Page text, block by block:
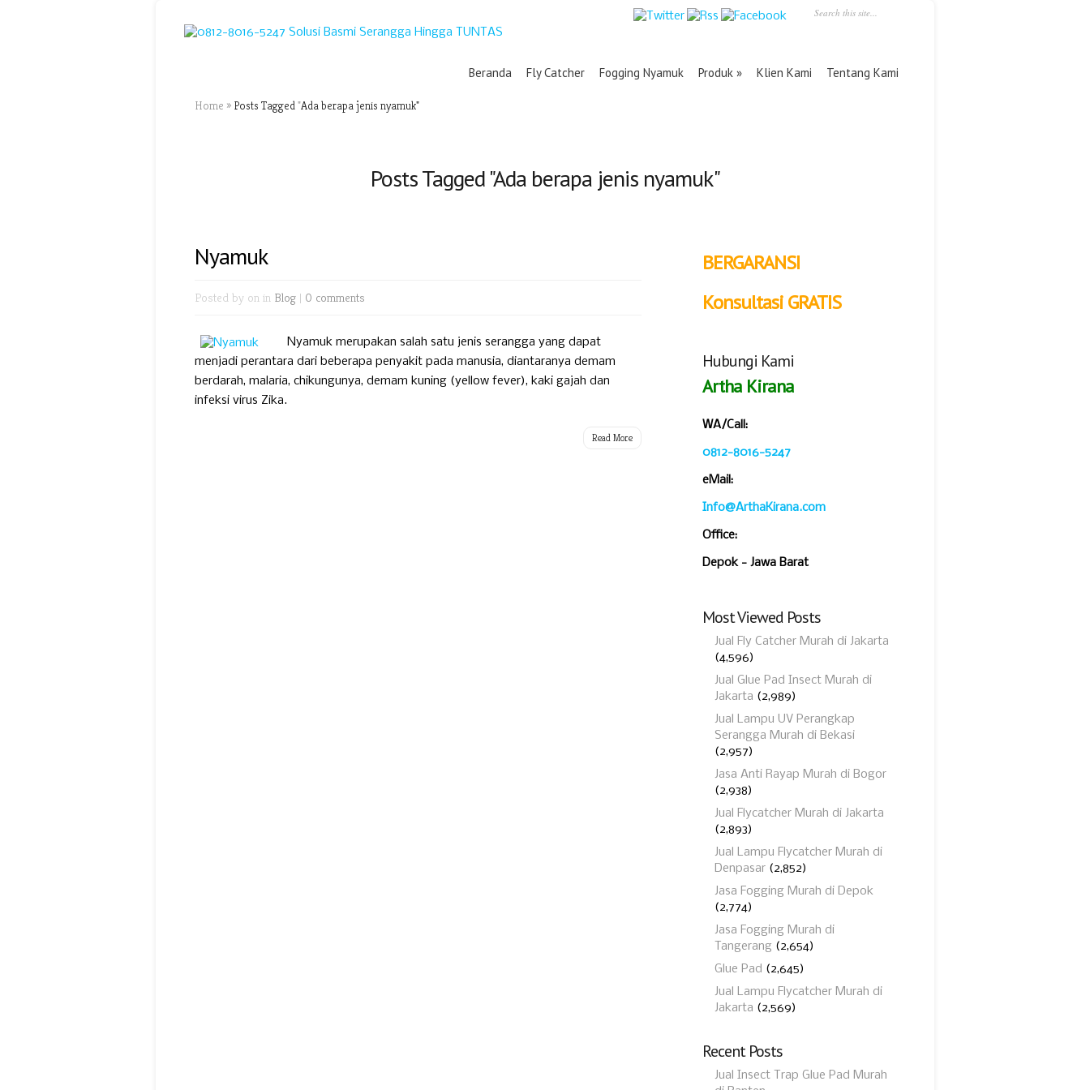
Beranda Fly Catcher Fogging Nyamuk Produk Klien Kami Tentang Kami
Home » Posts Tagged"Ada berapa jenis nyamuk"
Posts Tagged "Ada berapa jenis nyamuk"
Nyamuk
Posted by on in Blog | 0 comments
Nyamuk merupakan salah satu jenis serangga yang dapat
menjadi perantara dari beberapa penyakit pada manusia, diantaranya demam
berdarah, malaria, chikungunya, demam kuning (yellow fever), kaki gajah dan
infeksi virus Zika.
Read More
BERGARANSI
Konsultasi GRATIS
Hubungi Kami
Artha Kirana
WA/Call:
0812-8016-5247
eMail:
Info@ArthaKirana.com
Office:
Depok - Jawa Barat
Most Viewed Posts
Jual Fly Catcher Murah di Jakarta
(4,596)
Jual Glue Pad Insect Murah di
Jakarta (2,989)
Jual Lampu UV Perangkap
Serangga Murah di Bekasi
(2,957)
Jasa Anti Rayap Murah di Bogor
(2,938)
Jual Flycatcher Murah di Jakarta
(2,893)
Jual Lampu Flycatcher Murah di
Denpasar (2,852)
Jasa Fogging Murah di Depok
(2,774)
Jasa Fogging Murah di
Tangerang (2,654)
Glue Pad (2,645)
Jual Lampu Flycatcher Murah di
Jakarta (2,569)
Recent Posts
Jual Insect Trap Glue Pad Murah